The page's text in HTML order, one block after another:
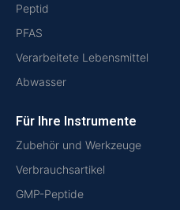
Peptid
PFAS
Verarbeitete Lebensmittel
Abwasser
Für Ihre Instrumente
Zubehör und Werkzeuge
Verbrauchsartikel
GMP-Peptide